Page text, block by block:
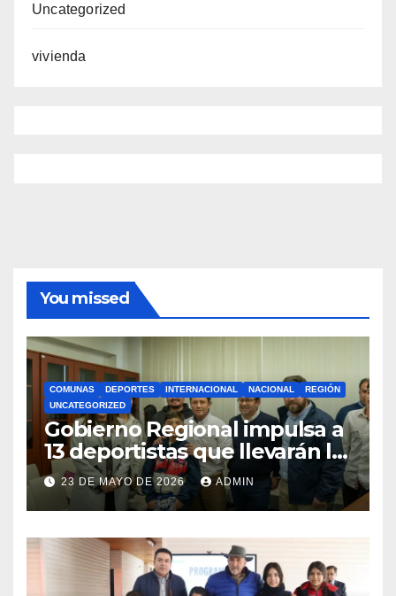
Uncategorized
vivienda
You missed
COMUNAS DEPORTES INTERNACIONAL NACIONAL
REGIÓN
UNCATEGORIZED
Gobierno Regional impulsa a
13 deportistas que llevarán la
bandera maulina a
competencias
internacionales
23 DE MAYO DE 2026 ADMIN